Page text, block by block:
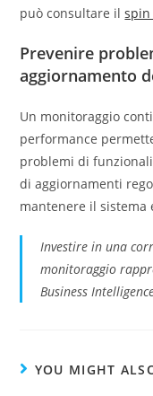
può consultare ilspin
Prevenire
aggiornamento
Un monitoraggio
performance
problemi di
di aggiornamenti
mantenere il sistema
Investire in una
monitoraggio
Business
YOU MIGHT